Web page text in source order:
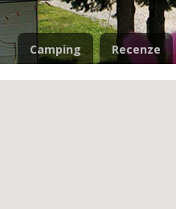
Camping Recenze